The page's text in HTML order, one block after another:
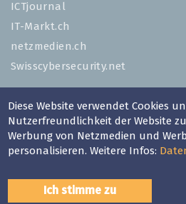
ICTjournal
IT-Markt.ch
netzmedien.ch
Swisscybersecurity.net
© NETZMEDIEN AG 2026
Impressum
AGB
Datenschutzerklärung
Diese Website verwendet Cookies
Nutzerfreundlichkeit der Website
Werbung von Netzmedien und
personalisieren. Weitere Infos:
Ich stimme zu